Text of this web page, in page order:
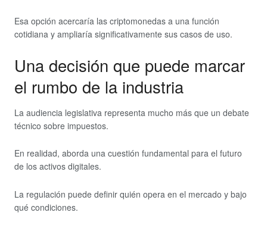
Esa opción acercaría las criptomonedas a una función
cotidiana y ampliaría significativamente sus casos de uso.
Una decisión que puede marcar
el rumbo de la industria
La audiencia legislativa representa mucho más que un debate
técnico sobre impuestos.
En realidad, aborda una cuestión fundamental para el futuro
de los activos digitales.
La regulación puede definir quién opera en el mercado y bajo
qué condiciones.